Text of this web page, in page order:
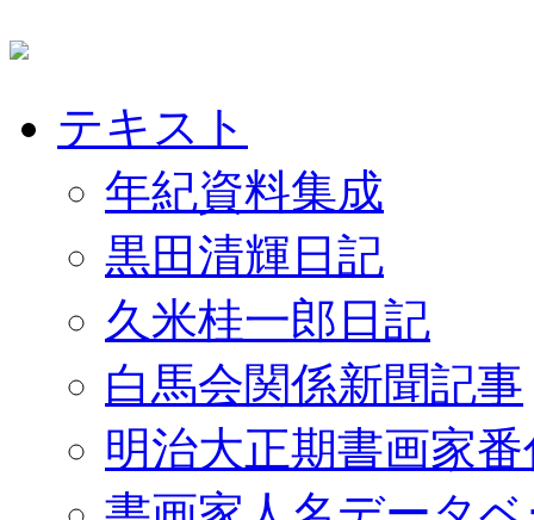
テキスト
年紀資料集成
黒田清輝日記
久米桂一郎日記
白馬会関係新聞記事
明治大正期書画家